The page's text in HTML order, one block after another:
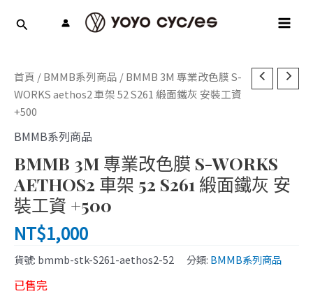
首頁 /BMMB系列商品 / BMMB 3M 專業改色膜 S-
WORKS aethos2 車架 52 S261 緞面鐵灰 安裝工資
+500
BMMB系列商品
BMMB 3M 專業改色膜 S-WORKS
AETHOS2 車架 52 S261 緞面鐵灰 安
裝工資 +500
NT$1,000
貨號: bmmb-stk-S261-aethos2-52 分類: BMMB系列商品
已售完